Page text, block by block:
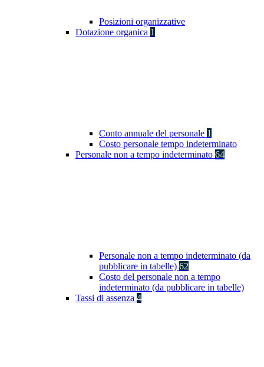
Posizioni organizzative
Dotazione organica 1
Conto annuale del personale 1
Costo personale tempo indeterminato
Personale non a tempo indeterminato 64
Personale non a tempo indeterminato (da
pubblicare in tabelle) 62
Costo del personale non a tempo
indeterminato (da pubblicare in tabelle)
Tassi di assenza 4